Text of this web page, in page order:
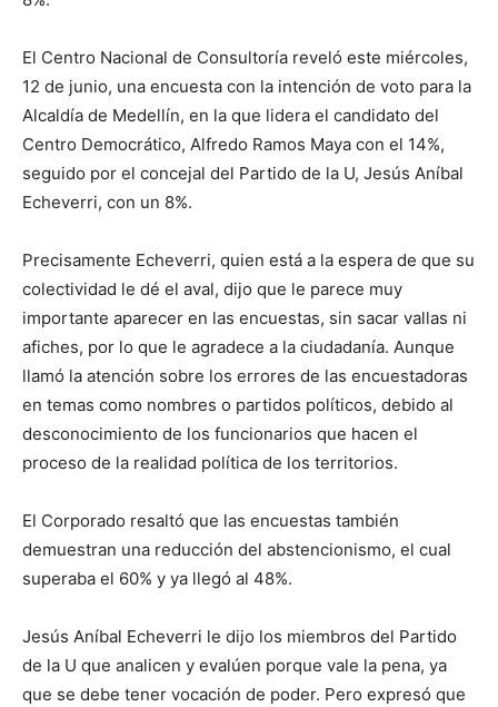
El Centro Nacional de Consultoría reveló este miércoles,
12 de junio, una encuesta con la intención de voto para la
Alcaldía de Medellín, en la que lidera el candidato del
Centro Democrático, Alfredo Ramos Maya con el 14%,
seguido por el concejal del Partido de la U, Jesús Aníbal
Echeverri, con un 8%.
Precisamente Echeverri, quien está a la espera de que su
colectividad le dé el aval, dijo que le parece muy
importante aparecer en las encuestas, sin sacar vallas ni
afiches, por lo que le agradece a la ciudadanía. Aunque
llamó la atención sobre los errores de las encuestadoras
en temas como nombres o partidos políticos, debido al
desconocimiento de los funcionarios que hacen el
proceso de la realidad política de los territorios.
El Corporado resaltó que las encuestas también
demuestran una reducción del abstencionismo, el cual
superaba el 60% y ya llegó al 48%.
Jesús Aníbal Echeverri le dijo los miembros del Partido
de la U que analicen y evalúen porque vale la pena, ya
que se debe tener vocación de poder. Pero expresó que